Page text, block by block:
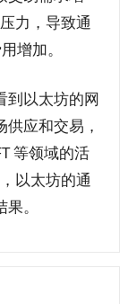
力，导致通
增加。
到以太坊的网
应和交易，
等领域的活
以太坊的通
。